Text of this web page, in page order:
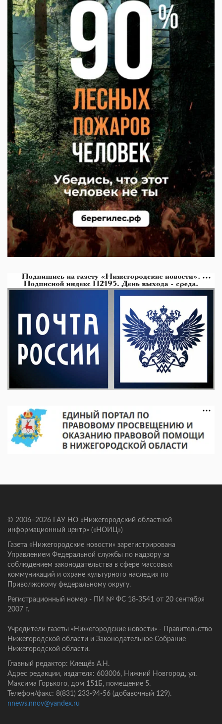
© 2006–2026 ГАУ НО «Нижегородский областной
информационный центр» («НОИЦ»)
Газета «Нижегородские новости» зарегистрирована
Управлением Федеральной службы по надзору за
соблюдением законодательства в сфере массовых
коммуникаций и охране культурного наследия по
Приволжскому федеральному округу.
Регистрационный номер - ПИ № ФС 18-3541 от 20 сентября
2007 г.
Учредители газеты «Нижегородские новости» - Правительство
Нижегородской области и Законодательное Собрание
Нижегородской области.
Главный редактор: Клещёв А.Н.
Адрес редакции, издателя: 603006, Нижний Новгород, ул.
Максима Горького, дом 151Б, помещение 5.
Телефон/факс: 8(831) 233-94-56 (добавочный 129).
nnews.nnov@yandex.ru